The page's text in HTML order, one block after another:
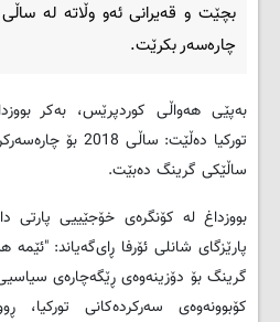
چاره‌سه‌ر بکرێت.
به‌پێی هه‌واڵی کوردپرێس، به‌کر
تورکیا ده‌ڵێت:
ساڵێکی گرینگ ده‌بێت.
بووزداغ له‌ کۆنگره‌ی خۆجێییی پارتی
گرینگ بۆ دۆزینه‌وه‌ی ڕێگه‌چاره‌ی
کۆبوونه‌وه‌ی سه‌رکرده‌کانی